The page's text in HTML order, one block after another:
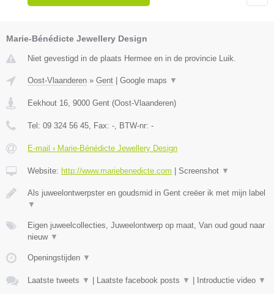
Marie-Bénédicte Jewellery Design
Niet gevestigd in de plaats Hermee en in de provincie Luik.
Oost-Vlaanderen » Gent Google maps ▼
Eekhout 16, 9000 Gent (Oost-Vlaanderen)
Tel: 09 324 56 45, Fax: -, BTW-nr: -
E-mail › Marie-Bénédicte Jewellery Design
Website: http://www.mariebenedicte.com Screenshot ▼
Als juweelontwerpster en goudsmid in Gent creëer ik met mijn label
▼
Eigen juweelcollecties, Juweelontwerp op maat, Van oud goud naar
nieuw ▼
Openingstijden ▼
Laatste tweets ▼ Laatste facebook posts ▼ Introductie video ▼